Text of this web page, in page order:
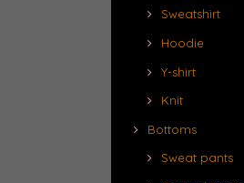
Sweatshirt
Hoodie
Y-shirt
Knit
Bottoms
Sweat pants